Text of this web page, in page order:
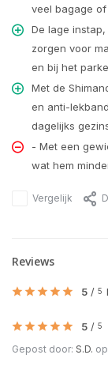
veel bagage
De lage
zorgen voor
en bij het
Met de
en anti-
dagelijks
- Met een
wat hem
Vergelijk
Reviews
5 / 5
5 / 5
Gepost door: S.D.